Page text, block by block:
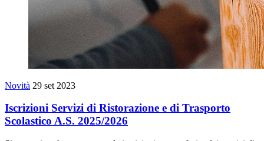
Novità 29 set 2023
Iscrizioni Servizi di Ristorazione e di Trasporto
Scolastico A.S. 2025/2026